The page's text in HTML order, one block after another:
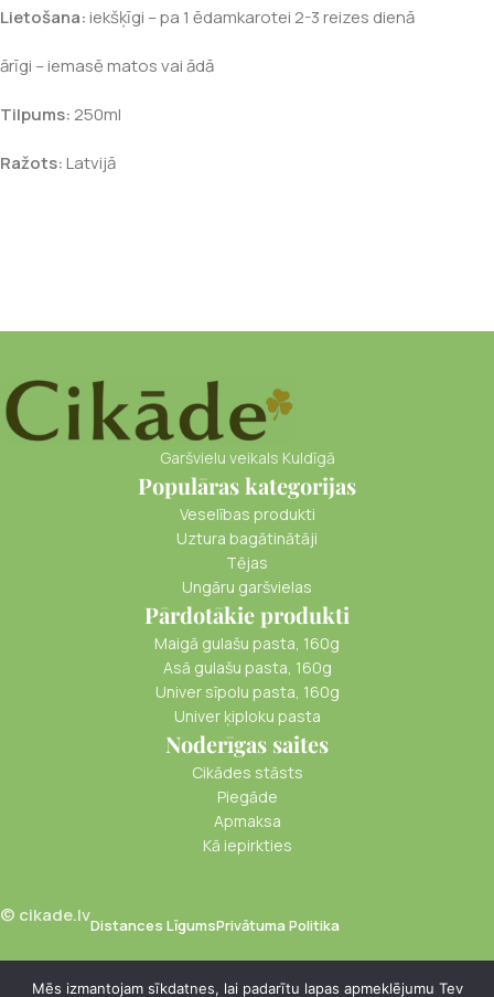
Lietošana:iekšķīgi – pa 1 ēdamkarotei 2-3 reizes dienā
ārīgi – iemasē matos vai ādā
Tilpums: 250ml
Ražots:Latvijā
Garšvielu veikals Kuldīgā
Populāras kategorijas
Veselības produkti
Uztura bagātinātāji
Tējas
Ungāru garšvielas
Pārdotākie produkti
Maigā gulašu pasta, 160g
Asā gulašu pasta, 160g
Univer sīpolu pasta, 160g
Univer ķiploku pasta
Noderīgas saites
Cikādes stāsts
Piegāde
Apmaksa
Kā iepirkties
© cikade.lvDistances LīgumsPrivātuma Politika
Mēs izmantojam sīkdatnes, lai padarītu lapas apmeklējumu Tev